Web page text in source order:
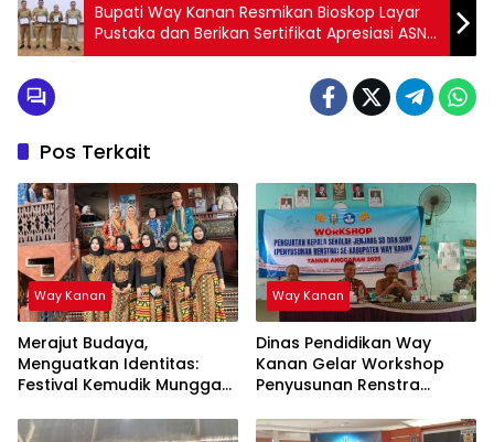
Bupati Way Kanan Resmikan Bioskop Layar
Pustaka dan Berikan Sertifikat Apresiasi ASN
Menulis
Pos Terkait
Way Kanan
Merajut Budaya,
Menguatkan Identitas:
Festival Kemudik Munggak
Way Kanan
Dinas Pendidikan Way
Kanan Gelar Workshop
Penyusunan Renstra